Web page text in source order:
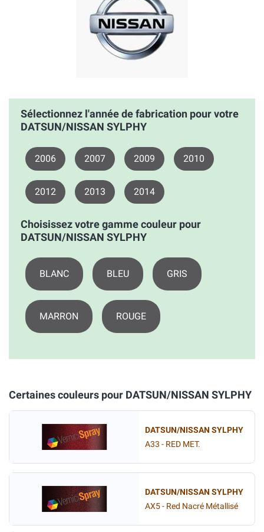
Sélectionnez l'année de fabrication pour votre
DATSUN/NISSAN SYLPHY
2006 2007 2009 2010
2012 2013 2014
Choisissez votre gamme couleur pour
DATSUN/NISSAN SYLPHY
BLANC BLEU GRIS
MARRON ROUGE
Certaines couleurs pour DATSUN/NISSAN SYLPHY
DATSUN/NISSAN SYLPHY
A33 - RED MET.
DATSUN/NISSAN SYLPHY
AX5 - Red Nacré Métallisé